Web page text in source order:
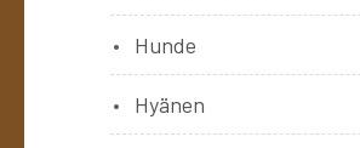
Hunde
Hyänen